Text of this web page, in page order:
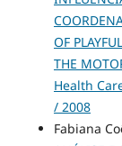
OF
THE
Health
/ 2008
Fabiana